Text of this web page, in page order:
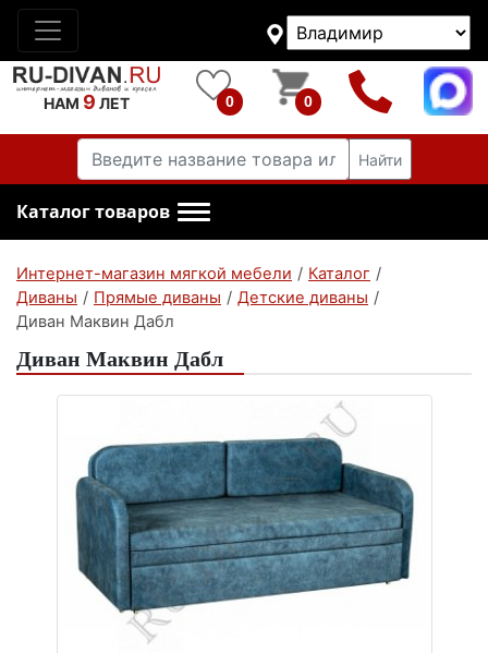
НАМ 9 ЛЕТ 0 0
Найти
Каталог товаров
Интернет-магазин мягкой мебели / Каталог /
Диваны / Прямые диваны / Детские диваны /
Диван Маквин Дабл
Диван Маквин Дабл